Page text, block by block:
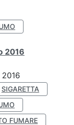
2016
SIGARETTA
FUMARE